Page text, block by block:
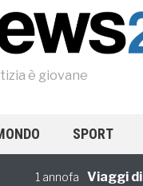
è giovane
SPORT
1 annofa Viaggi di